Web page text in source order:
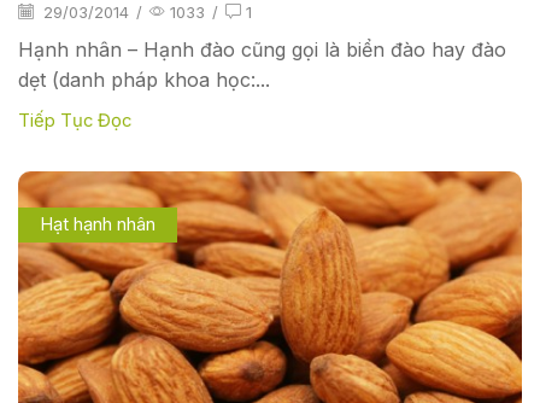
29/03/2014 / 1033 / 1
Hạnh nhân – Hạnh đào cũng gọi là biển đào hay đào
dẹt (danh pháp khoa học:...
Tiếp Tục Đọc
Hạt hạnh nhân